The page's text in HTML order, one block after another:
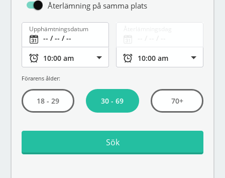
Återlämning på samma plats
Upphämtningsdatum
Förarens ålder:
18 - 29 30 - 69 70+
Sök